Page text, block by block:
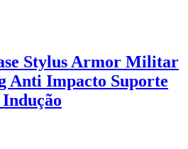
Stylus Armor Militar
Anti Impacto Suporte